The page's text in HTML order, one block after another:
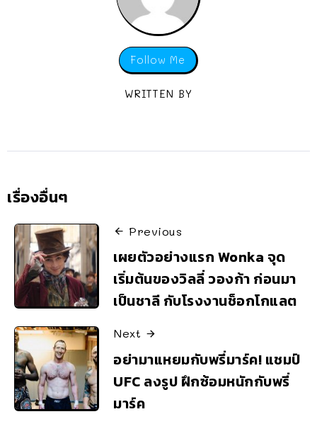
Follow Me
WRITTEN BY
เรื่องอื่นๆ
Previous
เผยตัวอย่างแรก Wonka จุด
เริ่มต้นของวิลลี่ วองก้า ก่อนมา
เป็นชาลี กับโรงงานช็อกโกแลต
Next
อย่ามาแหยมกับพรี่มาร์ค! แชมป์
UFC ลงรูป ฝึกซ้อมหนักกับพรี่
มาร์ค